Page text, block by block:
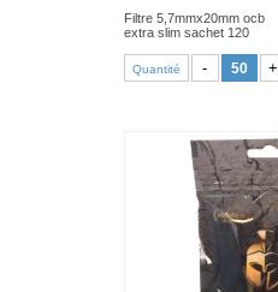
Filtre 5,7mmx20mm ocb
extra slim sachet 120
Quantité - +